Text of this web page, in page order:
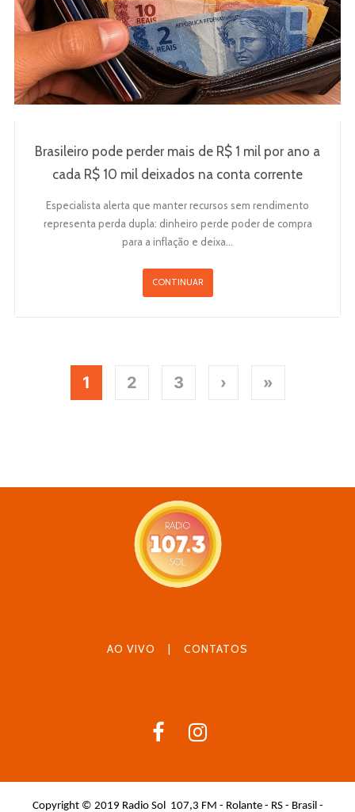
Brasileiro pode perder mais de R$ 1 mil por ano a
cada R$ 10 mil deixados na conta corrente
Especialista alerta que manter recursos sem rendimento
representa perda dupla: dinheiro perde poder de compra
para a inflação e deixa…
CONTINUAR
1 2 3 › »
AO VIVO | CONTATOS
Copyright © 2019 Radio Sol 107,3 FM - Rolante - RS - Brasil -